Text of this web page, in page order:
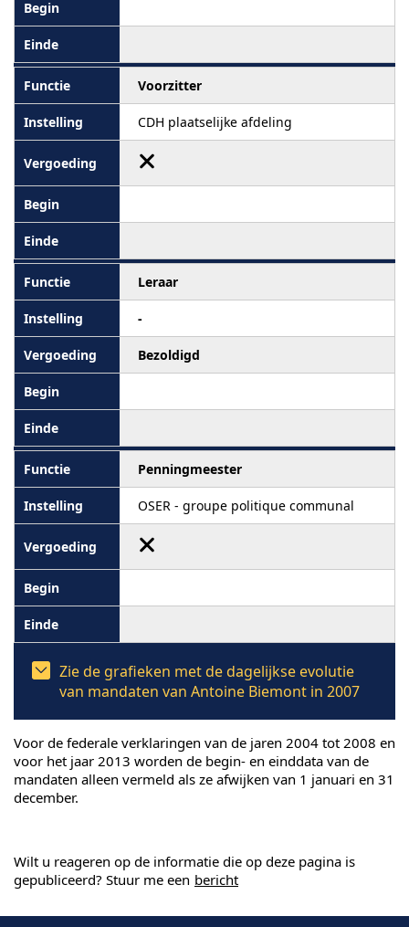
Voorzitter
CDH plaatselijke afdeling
Leraar
-
Bezoldigd
Penningmeester
OSER - groupe politique communal
Zie de grafieken met de dagelijkse evolutie
van mandaten van Antoine Biemont in 2007
Voor de federale verklaringen van de jaren 2004 tot 2008 en
voor het jaar 2013 worden de begin- en einddata van de
mandaten alleen vermeld als ze afwijken van 1 januari en 31
december.
Wilt u reageren op de informatie die op deze pagina is
gepubliceerd? Stuur me een bericht